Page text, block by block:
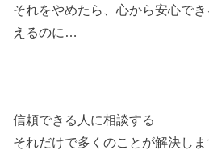
それをやめたら、心から安心で
えるのに…
信頼できる人に相談する
それだけで多くのことが解決しま